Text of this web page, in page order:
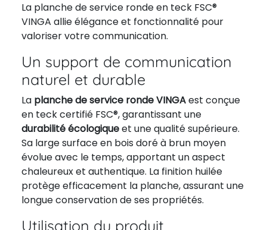
La planche de service ronde en teck FSC®
VINGA allie élégance et fonctionnalité pour
valoriser votre communication.
Un support de communication
naturel et durable
La planche de service ronde VINGAest conçue
en teck certifié FSC®, garantissant une
durabilité écologiqueet une qualité supérieure.
Sa large surface en bois doré à brun moyen
évolue avec le temps, apportant un aspect
chaleureux et authentique. La finition huilée
protège efficacement la planche, assurant une
longue conservation de ses propriétés.
Utilisation du produit